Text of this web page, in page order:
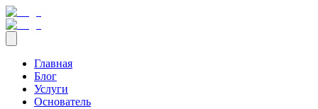
Главная
Блог
Услуги
Основатель